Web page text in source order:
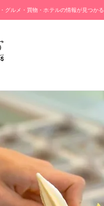
ルメ・買物・ホテルの情報が見つかる